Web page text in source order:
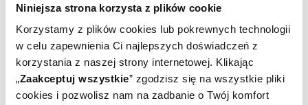
Niniejsza strona korzysta z plików cookie
Korzystamy z plików cookies lub pokrewnych technologii
w celu zapewnienia Ci najlepszych doświadczeń z
korzystania z naszej strony internetowej. Klikając
„Zaakceptuj wszystkie” zgodzisz się na wszystkie pliki
cookies i pozwolisz nam na zadbanie o Twój komfort